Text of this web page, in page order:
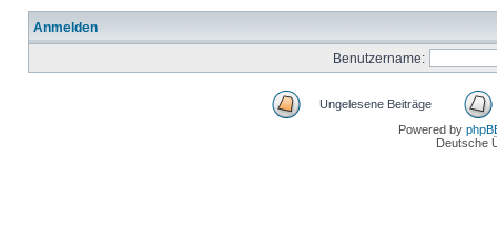
Anmelden
Benutzername:
Ungelesene Beiträge
Powered by
Deutsche